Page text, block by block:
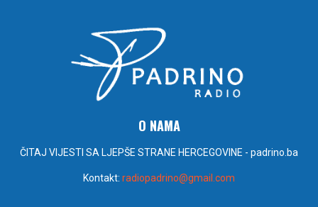
O NAMA
ČITAJ VIJESTI SA LJEPŠE STRANE HERCEGOVINE - padrino.ba
Kontakt: radiopadrino@gmail.com